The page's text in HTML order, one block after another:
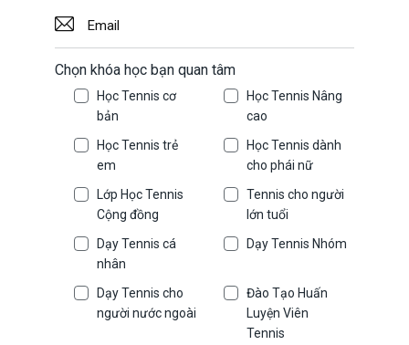
Chọn khóa học bạn quan tâm
Học Tennis cơ
bản
Học Tennis Nâng
cao
Học Tennis trẻ
em
Học Tennis dành
cho phái nữ
Lớp Học Tennis
Cộng đồng
Tennis cho người
lớn tuổi
Dạy Tennis cá
nhân
Dạy Tennis Nhóm
Dạy Tennis cho
người nước ngoài
Đào Tạo Huấn
Luyện Viên
Tennis